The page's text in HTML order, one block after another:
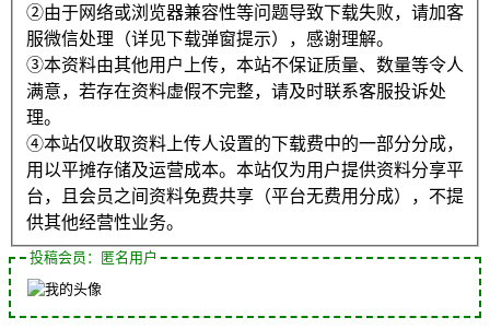
②由于网络或浏览器兼容性等问题导致下载失败，请加客
服微信处理（详见下载弹窗提示），感谢理解。
③本资料由其他用户上传，本站不保证质量、数量等令人
满意，若存在资料虚假不完整，请及时联系客服投诉处
理。
④本站仅收取资料上传人设置的下载费中的一部分分成，
用以平摊存储及运营成本。本站仅为用户提供资料分享平
台，且会员之间资料免费共享（平台无费用分成），不提
供其他经营性业务。
投稿会员：匿名用户